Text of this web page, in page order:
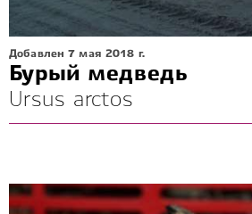
Добавлен 7 мая 2018 г.
Бурый медведь
Ursus arctos